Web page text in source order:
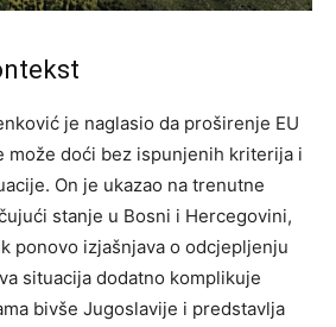
je naglasio da proširenje EU
može doći bez ispunjenih kriterija i
On je ukazao na trenutne
stanje u Bosni i Hercegovini,
ponovo izjašnjava o odcjepljenju
situacija dodatno komplikuje
bivše Jugoslavije i predstavlja